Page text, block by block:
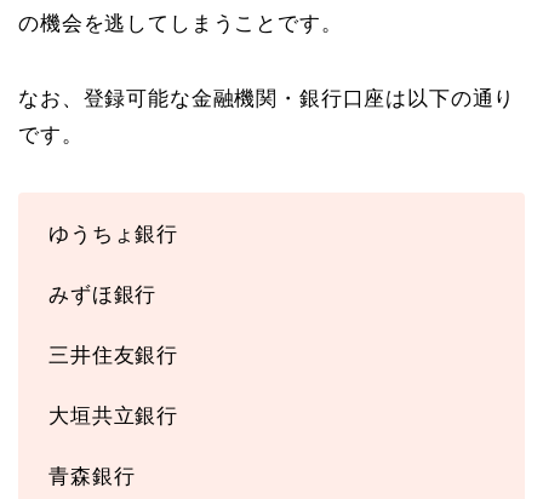
の機会を逃してしまうことです。
なお、登録可能な金融機関・銀行口座は以下の通り
です。
ゆうちょ銀行
みずほ銀行
三井住友銀行
大垣共立銀行
青森銀行